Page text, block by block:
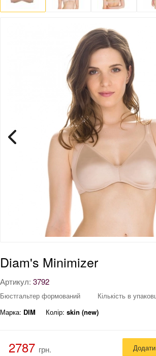
Diam's Minimizer
Артикул: 3792
Бюстгальтер формований
Кількість в
Марка: DIM Колір: skin (new)
2787 грн.